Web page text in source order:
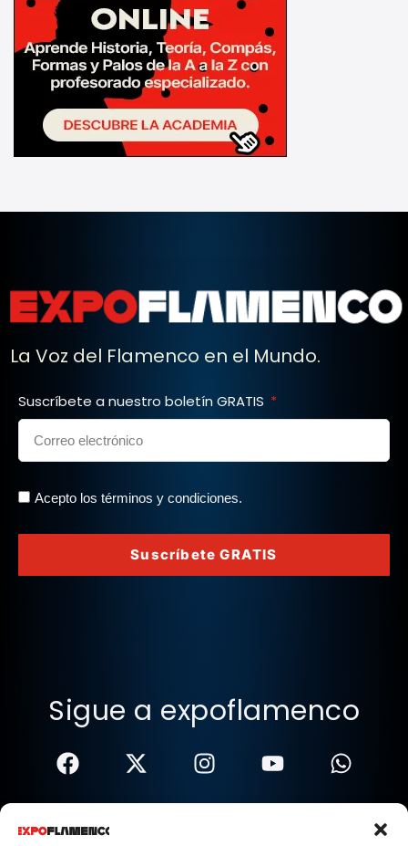
La Voz del Flamenco en el Mundo.
Suscríbete a nuestro boletín GRATIS
Acepto los términos y condiciones.
Suscríbete GRATIS
Sigue a expoflamenco
Términos Y Condiciones